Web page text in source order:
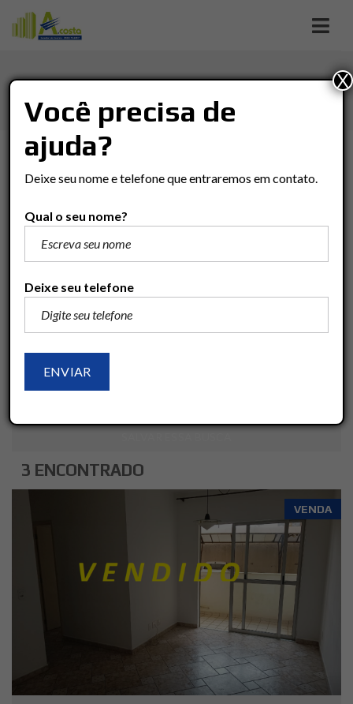
TIPO DE NEGÓCIO
TIPO DO IMÓVEL
VALOR(R$)
3 ENCONTRADO
VENDA
Você precisa de
ajuda?
Deixe seu nome e telefone que entraremos em contato.
Qual o seu nome?
Deixe seu telefone
X